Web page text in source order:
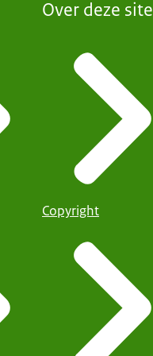
Over deze site
Copyright